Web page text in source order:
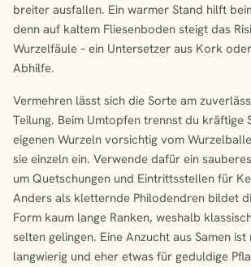
breiter ausfallen. Ein warmer Stand hilft
denn auf kaltem Fliesenboden steigt das
Wurzelfäule – ein Untersetzer aus Kork
Abhilfe.
Vermehren lässt sich die Sorte am
Teilung. Beim Umtopfen trennst du kräftige
eigenen Wurzeln vorsichtig vom
sie einzeln ein. Verwende dafür ein
um Quetschungen und Eintrittsstellen für
Anders als kletternde Philodendren bildet
Form kaum lange Ranken, weshalb
selten gelingen. Eine Anzucht aus Samen
langwierig und eher etwas für geduldige